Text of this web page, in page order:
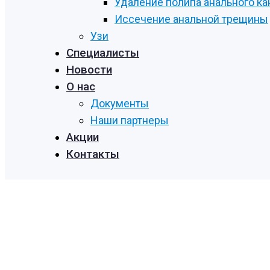
Иссечение анальной трещины
Узи
Специалисты
Новости
О нас
Документы
Наши партнеры
Акции
Контакты